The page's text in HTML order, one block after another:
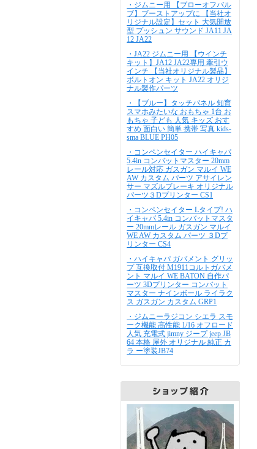
・ジムニー用 【ブローオフバル
ブ】ブーストアップに 【当社オ
リジナル設定】セット 大気開放
型 プッシュン サウンド JA11 JA
12 JA22
・JA22 ジムニー用 【ウインチ
キット】JA12 JA22専用 牽引ウ
インチ 【当社オリジナル製品】
ボルトオン キット JA22 オリジ
ナル製作パーツ
・【ブルー】タッチパネル 知育
スマホみたいな おもちゃ 1台 お
もちゃ 子ども 人気 キッズ おす
すめ 面白い 簡単 携帯 写真 kids-
sma BLUE PH05
・コンペンセイター ハイキャパ
5.4in コンバットマスター 20mm
レール対応 ガスガン マルイ WE
AW カスタム パーツ アサイレン
サー マズルブレーキ オリジナル
パーツ３Dプリンター CS1
・コンペンセイター Lタイプ! ハ
イキャパ 5.4in コンバットマスタ
ー 20mmレール ガスガン マルイ
WE AW カスタム パーツ ３Dプ
リンター CS4
・ハイキャパ ガバメント グリッ
プ 互換取付 M1911コルトガバメ
ント マルイ WE BATON 自作パ
ーツ 3Dプリンター コンバット
マスター ナインボール ライラク
ス ガスガン カスタム GRP1
・ジムニーラジコン シエラ スモ
ーク機能 高性能 1/16 オフロード
人気 充電式 jimny ジープ jeep JB
64 本格 屋外 オリジナル 純正 カ
ラ ー塗装JB74